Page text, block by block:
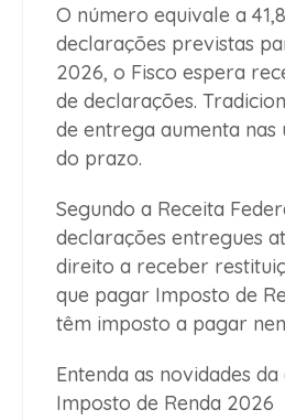
O número equivale a
declarações previstas
2026, o Fisco espera
de declarações.
de entrega aumenta nas
do prazo.
Segundo a Receita
declarações entregues
direito a receber
que pagar Imposto de
têm imposto a pagar
Entenda as novidades
Imposto de Renda 2026